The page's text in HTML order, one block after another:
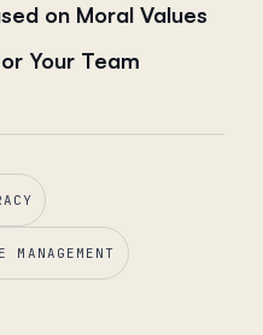
on Moral Values
Your Team
MANAGEMENT